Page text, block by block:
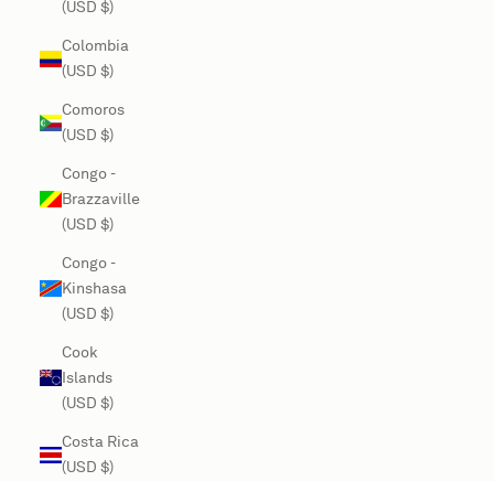
(USD $)
Colombia
(USD $)
Comoros
(USD $)
Congo -
Brazzaville
(USD $)
Congo -
Kinshasa
(USD $)
Cook
Islands
(USD $)
Costa Rica
(USD $)